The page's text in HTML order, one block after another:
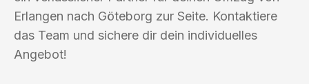
Erlangen nach Göteborg zur Seite. Kontaktiere
das Team und sichere dir dein individuelles
Angebot!